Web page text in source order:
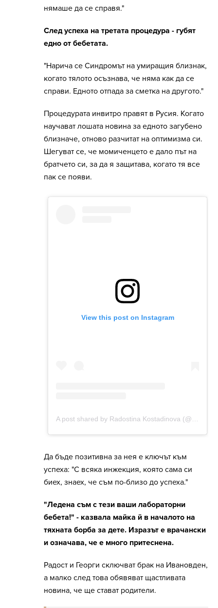
нямаше да се справя."
След успеха на третата процедура - губят
едно от бебетата.
"Нарича се Синдромът на умиращия близнак,
когато тялото осъзнава, че няма как да се
справи. Едното отпада за сметка на другото."
Процедурата инвитро правят в Русия. Когато
научават лошата новина за едното загубено
близначе, отново разчитат на оптимизма си.
Шегуват се, че момиченцето е дало път на
братчето си, за да я защитава, когато тя все
пак се появи.
Да бъде позитивна за нея е ключът към
успеха: "С всяка инжекция, която сама си
биех, знаех, че съм по-близо до успеха."
"Ледена съм с тези ваши лабораторни
бебета!" - казвала майка й в началото на
тяхната борба за дете. Изразът е врачански
и означава, че е много притеснена.
Радост и Георги сключват брак на Ивановден,
а малко след това обявяват щастливата
новина, че ще стават родители.